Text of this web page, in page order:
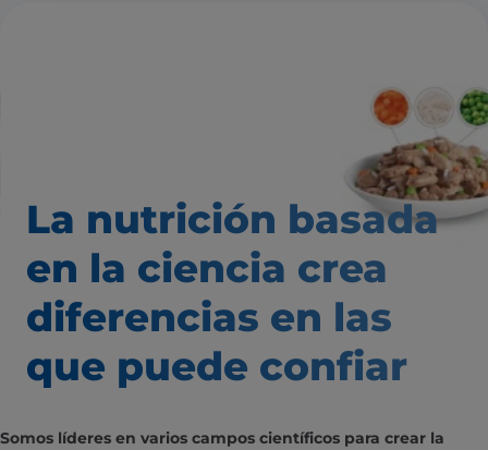
La nutrición basada
en la ciencia crea
diferencias en las
que puede confiar
Somos líderes en varios campos científicos para crear la